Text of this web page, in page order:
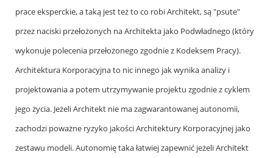
reply
to
by
Janusz
(niezweryfikowany)
prace eksperckie, a taką jest też to co robi Architekt, są "psute"
przez naciski przełożonych na Architekta jako Podwładnego (który
wykonuje polecenia przełożonego zgodnie z Kodeksem Pracy).
Architektura Korporacyjna to nic innego jak wynika analizy i
projektowania a potem utrzymywanie projektu zgodnie z cyklem
jego życia. Jeżeli Architekt nie ma zagwarantowanej autonomii,
zachodzi poważne ryzyko jakości Architektury Korporacyjnej jako
zestawu modeli. Autonomię taka łatwiej zapewnić jeżeli Architekt